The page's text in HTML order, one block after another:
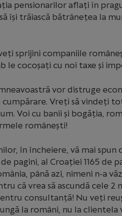
pensionarilor aflați în
își trăiască bătrânețea la
sprijini companiile
le cocoșați cu noi taxe și
vor distruge
Vreți să vindeți
Voi cu banii și bogăția,
românești!
în încheiere, vă mai
pagini, al Croației 1165 de
până azi, nimeni n-a
că vrea să ascundă cele
consultanță! Nu veți
la români, nu la